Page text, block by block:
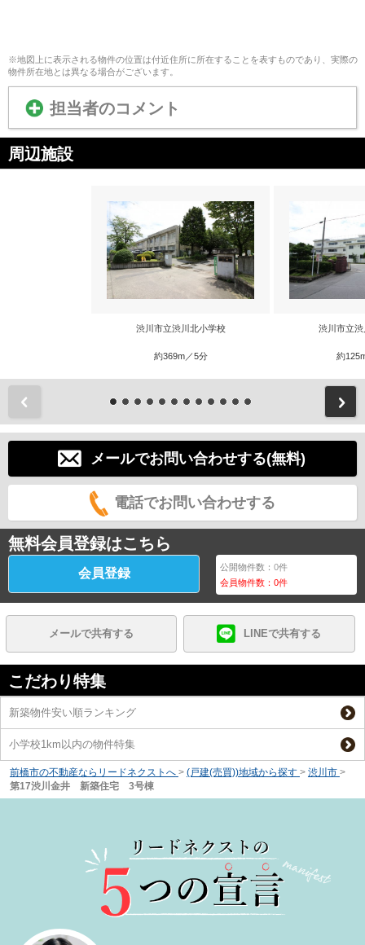
※地図上に表示される物件の位置は付近住所に所在することを表すものであり、実際の
物件所在地とは異なる場合がございます。
担当者のコメント
周辺施設
渋川市立渋川北小学校
約369m／5分
渋川市立
約
メールでお問い合わせする(無料)
電話でお問い合わせする
無料会員登録はこちら
会員登録 公開物件数：0件
会員物件数：0件
メールで共有する LINEで共有する
こだわり特集
新築物件安い順ランキング
小学校1km以内の物件特集
前橋市の不動産ならリードネクストへ > (戸建(売買))地域から探す > 渋川市 >
第17渋川金井 新築住宅 3号棟